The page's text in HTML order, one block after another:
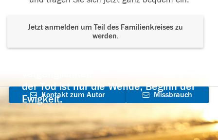
Jetzt anmelden um Teil des Familienkreises zu
werden.
der Tod ist nur die Wende, Beginn der
Ewigkeit.
Kontakt zum Autor
aufnehmen
Missbrauch